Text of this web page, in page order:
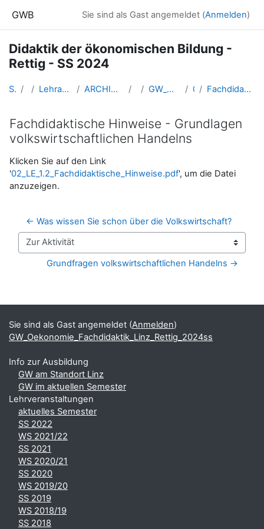
GWB Sie sind als Gast angemeldet (Anmelden)
Didaktik der ökonomischen Bildung -
Rettig - SS 2024
Startseite Kurse Lehramtsausbildung GW im Cluster Österreich Mitte ARCHIV - Lehrveranstaltungen am Standort Linz - seit 2016 SS_2024 GW_Oekonomie_Fachdidaktik_Linz_Rettig_2024ss 01 - 08.03. Fachdidaktische Hinweise - Grundlagen volkswirtschaftlichen Handelns
Fachdidaktische Hinweise - Grundlagen
volkswirtschaftlichen Handelns
Abschlussbedingungen
Klicken Sie auf den Link
'02_LE_1.2_Fachdidaktische_Hinweise.pdf', um die Datei
anzuzeigen.
← Was wissen Sie schon über die Volkswirtschaft?
Zur Aktivität
Grundfragen volkswirtschaftlichen Handelns →
Ergänzungsblöcke
Sie sind als Gast angemeldet (Anmelden)
GW_Oekonomie_Fachdidaktik_Linz_Rettig_2024ss
Info zur Ausbildung
GW am Standort Linz
GW im aktuellen Semester
Lehrveranstaltungen
aktuelles Semester
SS 2022
WS 2021/22
SS 2021
WS 2020/21
SS 2020
WS 2019/20
SS 2019
WS 2018/19
SS 2018